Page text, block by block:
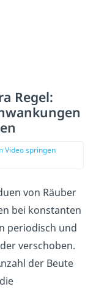
Regel:
Video springen
von Räuber
bei konstanten
periodisch und
verschoben.
der Beute